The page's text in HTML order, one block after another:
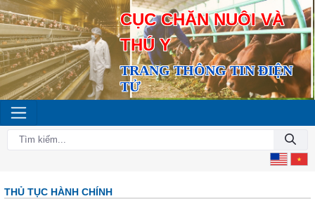
CỤC CHĂN NUÔI VÀ
THÚ Y
TRANG THÔNG TIN ĐIỆN
TỬ
THỦ TỤC HÀNH CHÍNH